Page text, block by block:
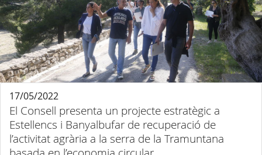
El Consell presenta un projecte estratègic a
Estellencs i Banyalbufar de recuperació de
l’activitat agrària a la serra de la Tramuntana
17/05/2022